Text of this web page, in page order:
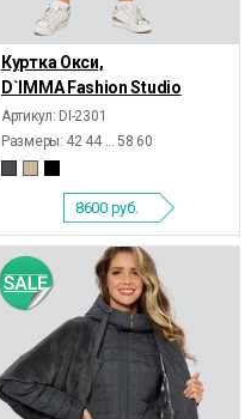
Куртка Окси,
D`IMMA Fashion Studio
Артикул: DI-2301
Размеры: 42 44 ... 58 60
8600 руб.